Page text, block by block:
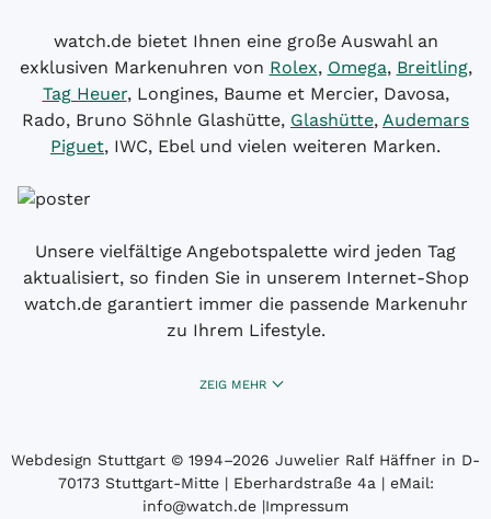
watch.de bietet Ihnen eine große Auswahl an
exklusiven Markenuhren von Rolex, Omega, Breitling,
Tag Heuer, Longines, Baume et Mercier, Davosa,
Rado, Bruno Söhnle Glashütte, Glashütte, Audemars
Piguet, IWC, Ebel und vielen weiteren Marken.
Unsere vielfältige Angebotspalette wird jeden Tag
aktualisiert, so finden Sie in unserem Internet-Shop
watch.de garantiert immer die passende Markenuhr
zu Ihrem Lifestyle.
ZEIG MEHR
Webdesign Stuttgart © 1994­–2026 Juwelier Ralf Häffner in D-
70173 Stuttgart-Mitte | Eberhardstraße 4a | eMail:
info@watch.de |Impressum